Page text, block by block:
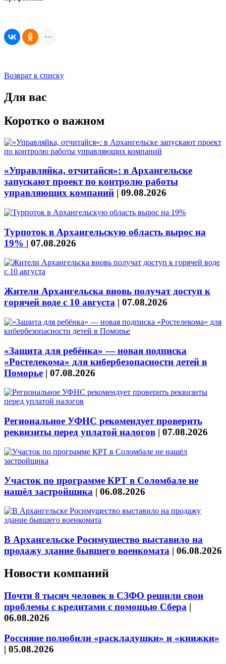
Возврат к списку
Для вас
Коротко о важном
«Управляйка, отчитайся»: в Архангельске
запускают проект по контролю работы
управляющих компаний | 09.08.2026
Турпоток в Архангельскую область вырос на
19% | 07.08.2026
Жители Архангельска вновь получат доступ к
горячей воде с 10 августа | 07.08.2026
«Защита для ребёнка» — новая подписка
«Ростелекома» для кибербезопасности детей в
Поморье | 07.08.2026
Региональное УФНС рекомендует проверить
реквизиты перед уплатой налогов | 07.08.2026
Участок по программе КРТ в Соломбале не
нашёл застройщика | 06.08.2026
В Архангельске Росимущество выставило на
продажу здание бывшего военкомата | 06.08.2026
Новости компаний
Почти 8 тысяч человек в СЗФО решили свои
проблемы с кредитами с помощью Сбера |
06.08.2026
Россияне полюбили «раскладушки» и «книжки»
| 05.08.2026